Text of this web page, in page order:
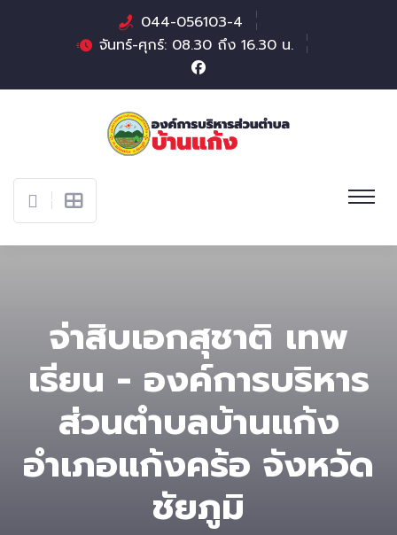
044-056103-4
จันทร์-ศุกร์: 08.30 ถึง 16.30 น.
จ่าสิบเอกสุชาติ เทพ
เรียน - องค์การบริหาร
ส่วนตําบลบ้านแก้ง
อำเภอแก้งคร้อ จังหวัด
ชัยภูมิ